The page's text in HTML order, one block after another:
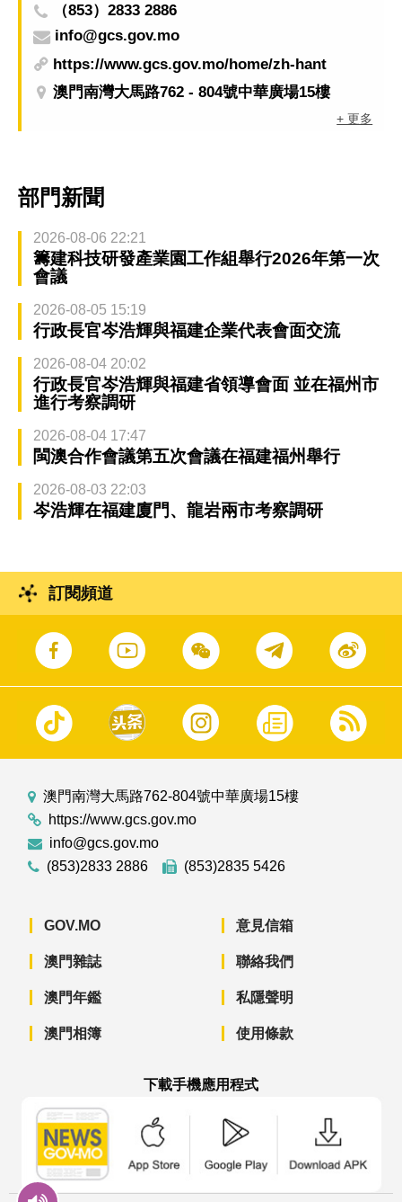
（853）2833 2886
info@gcs.gov.mo
https://www.gcs.gov.mo/home/zh-hant
澳門南灣大馬路762 - 804號中華廣場15樓
+ 更多
部門新聞
2026-08-06 22:21
籌建科技研發產業園工作組舉行2026年第一次
會議
2026-08-05 15:19
行政長官岑浩輝與福建企業代表會面交流
2026-08-04 20:02
行政長官岑浩輝與福建省領導會面 並在福州市
進行考察調研
2026-08-04 17:47
閩澳合作會議第五次會議在福建福州舉行
2026-08-03 22:03
岑浩輝在福建廈門、龍岩兩市考察調研
訂閱頻道
澳門南灣大馬路762-804號中華廣場15樓
https://www.gcs.gov.mo
info@gcs.gov.mo
(853)2833 2886
(853)2835 5426
GOV.MO
澳門雜誌
澳門年鑑
澳門相簿
意見信箱
聯絡我們
私隱聲明
使用條款
下載手機應用程式